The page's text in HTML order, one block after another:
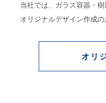
当社では、ガラス容器・
オリジナルデザイン作成の
オリ